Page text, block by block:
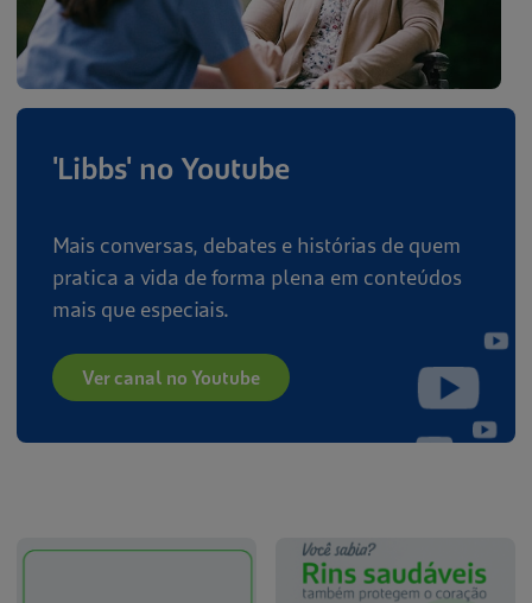
'Libbs' no Youtube
Mais conversas, debates e histórias de quem
pratica a vida de forma plena em conteúdos
mais que especiais.
Ver canal no Youtube